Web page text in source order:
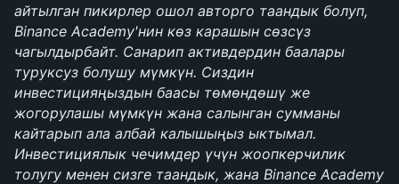
айтылган пикирлер ошол авторго таандык болуп,
Binance Academy'нин көз карашын сөзсүз
чагылдырбайт. Санарип активдердин баалары
туруксуз болушу мүмкүн. Сиздин
инвестицияңыздын баасы төмөндөшү же
жогорулашы мүмкүн жана салынган сумманы
кайтарып ала албай калышыңыз ыктымал.
Инвестициялык чечимдер үчүн жоопкерчилик
толугу менен сизге таандык, жана Binance Academy